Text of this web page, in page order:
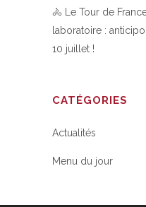
🚴 Le Tour de
laboratoire :
10 juillet !
CATÉGORIES
Actualités
Menu du jour